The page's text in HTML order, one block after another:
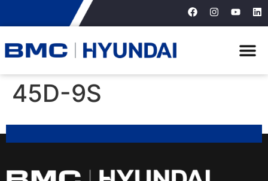
45D-9S